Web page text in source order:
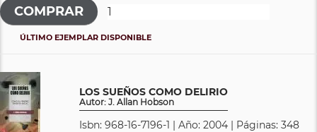
ÚLTIMO EJEMPLAR DISPONIBLE
LOS SUEÑOS COMO DELIRIO
Autor: J. Allan Hobson
Isbn: 968-16-7196-1 | Año: 2004 | Páginas: 348